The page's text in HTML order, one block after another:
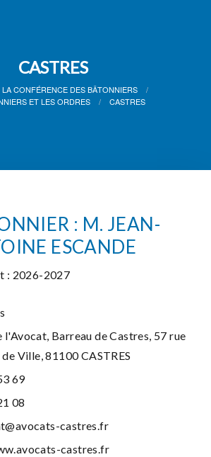
CASTRES
LA CONFÉRENCE DES BÂTONNIERS
ET LES ORDRES
CASTRES
: M. JEAN-
ESCANDE
: 2026-2027
l'Avocat, Barreau de Castres, 57 rue
Ville, 81100 CASTRES
69
08
castres.fr
castres.fr